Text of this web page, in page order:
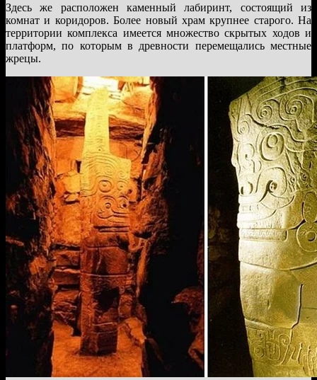
Здесь же расположен каменный лабиринт, состоящий из
комнат и коридоров. Более новый храм крупнее старого. На
территории комплекса имеется множество скрытых ходов и
платформ, по которым в древности перемещались местные
жрецы.